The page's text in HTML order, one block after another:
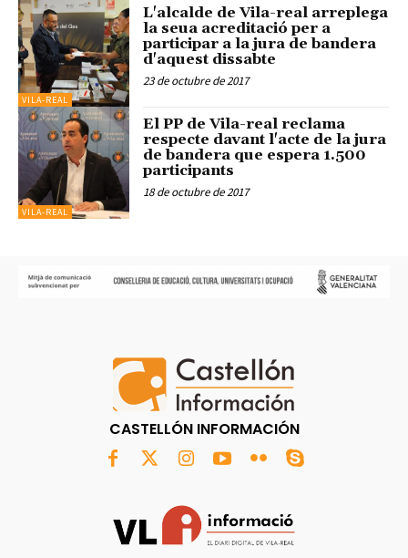
VILA-REAL
L'alcalde de Vila-real arreplega
la seua acreditació per a
participar a la jura de bandera
d'aquest dissabte
23 de octubre de 2017
VILA-REAL
El PP de Vila-real reclama
respecte davant l'acte de la jura
de bandera que espera 1.500
participants
18 de octubre de 2017
CASTELLÓN INFORMACIÓN